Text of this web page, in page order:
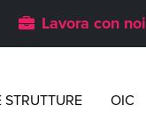
Lavora con noi
STRUTTURE OIC